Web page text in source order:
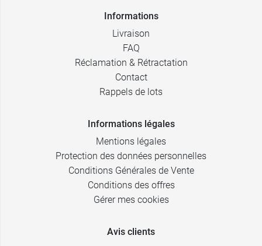
Informations
Livraison
FAQ
Réclamation & Rétractation
Contact
Rappels de lots
Informations légales
Mentions légales
Protection des données personnelles
Conditions Générales de Vente
Conditions des offres
Gérer mes cookies
Avis clients